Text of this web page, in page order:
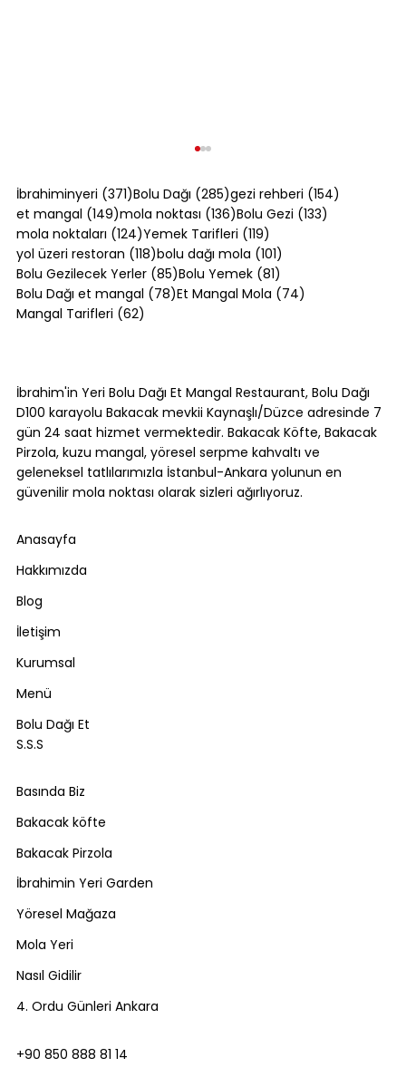
Baklava Nasıl Yapılır?
İbrahiminyeri (371)371 yazı
Bolu Dağı (285)285 yazı
gezi rehberi (154)
et mangal (149)149 yazı
mola noktası (136)136 yazı
Bolu Gezi (133)
mola noktaları (124)124 yazı
Yemek Tarifleri (119)
yol üzeri restoran (118)118 yazı
bolu dağı mola (101)
Bolu Gezilecek Yerler (85)85 yazı
Bolu Yemek (81)
Bolu Dağı et mangal (78)78 yazı
Et Mangal Mola (74)
Mangal Tarifleri (62)
İbrahim'in Yeri Bolu Dağı Et Mangal Restaurant, Bolu Dağı
D100 karayolu Bakacak mevkii Kaynaşlı/Düzce adresinde 7
gün 24 saat hizmet vermektedir. Bakacak Köfte, Bakacak
Pirzola, kuzu mangal, yöresel serpme kahvaltı ve
geleneksel tatlılarımızla İstanbul-Ankara yolunun en
güvenilir mola noktası olarak sizleri ağırlıyoruz.
Anasayfa
Hakkımızda
Blog
İletişim
Kurumsal
Menü
Bolu Dağı Et
S.S.S
Basında Biz
Bakacak köfte
Bakacak Pirzola
İbrahimin Yeri Garden
Yöresel Mağaza
Mola Yeri
Nasıl Gidilir
4. Ordu Günleri Ankara
+90 850 888 81 14